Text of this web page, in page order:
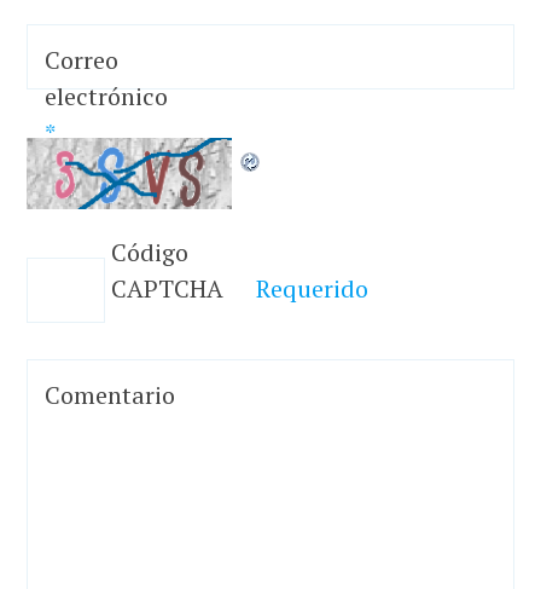
Correo
electrónico
*
Código
CAPTCHA
Requerido
Comentario